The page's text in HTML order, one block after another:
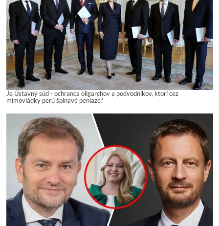
Je Ústavný súd - ochranca oligarchov a podvodníkov, ktorí cez
mimovládky perú špinavé peniaze?